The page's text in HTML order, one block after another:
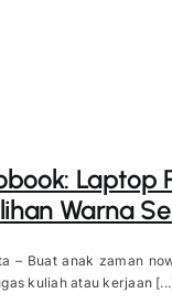
Laptop
Warna
– Buat anak zaman
kuliah atau kerjaan